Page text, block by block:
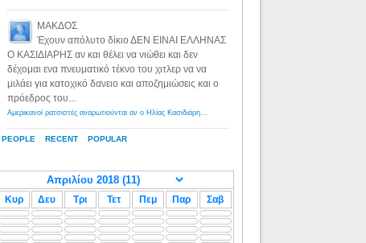
PEOPLE RECENT POPULAR
ΜΑΚΔΟΣ
Έχουν απόλυτο δίκιο ΔΕΝ ΕΙΝΑΙ ΕΛΛΗΝΑΣ
Ο ΚΑΣΙΔΙΑΡΗΣ αν και θέλει να νιώθει και δεν
δέχομαι ενα πνευματικό τέκνο του χιτλερ να να
μιλάει για κατοχικό δανειο και αποζημιώσεις και ο
πρόεδρος του...
Αμερικανοί ρατσιστές αναρωτιούνται αν ο Ηλίας Κασιδιάρης ανήκει στη λευκή φυλή... - Λόγιος Ερμής
Κυρ Δευ Τρι Τετ Πεμ Παρ Σαβ